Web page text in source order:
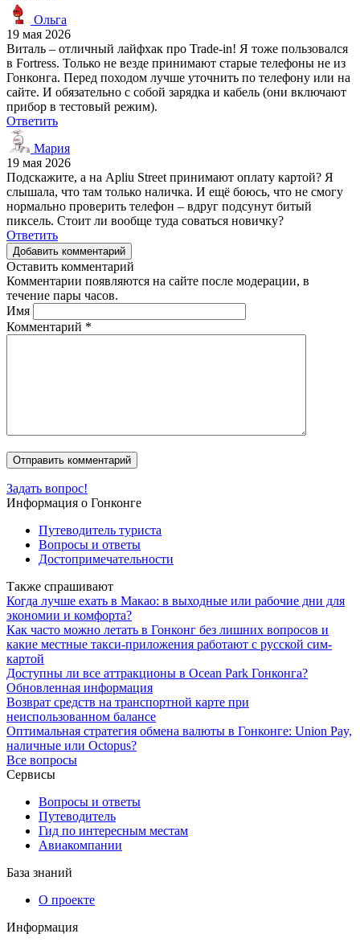
Ольга
19 мая 2026
Виталь – отличный лайфхак про Trade-in! Я тоже пользовался
в Fortress. Только не везде принимают старые телефоны не из
Гонконга. Перед походом лучше уточнить по телефону или на
сайте. И обязательно с собой зарядка и кабель (они включают
прибор в тестовый режим).
Ответить
Мария
19 мая 2026
Подскажите, а на Apliu Street принимают оплату картой? Я
слышала, что там только наличка. И ещё боюсь, что не смогу
нормально проверить телефон – вдруг подсунут битый
пиксель. Стоит ли вообще туда соваться новичку?
Ответить
Добавить комментарий
Оставить комментарий
Комментарии появляются на сайте после модерации, в
течение пары часов.
Имя
Комментарий *
Задать вопрос!
Информация о Гонконге
Путеводитель туриста
Вопросы и ответы
Достопримечательности
Также спрашивают
Когда лучше ехать в Макао: в выходные или рабочие дни для
экономии и комфорта?
Как часто можно летать в Гонконг без лишних вопросов и
какие местные такси-приложения работают с русской сим-
картой
Доступны ли все аттракционы в Ocean Park Гонконга?
Обновленная информация
Возврат средств на транспортной карте при
неиспользованном балансе
Оптимальная стратегия обмена валюты в Гонконге: Union Pay,
наличные или Octopus?
Все вопросы
Сервисы
Вопросы и ответы
Путеводитель
Гид по интересным местам
Авиакомпании
База знаний
О проекте
Информация